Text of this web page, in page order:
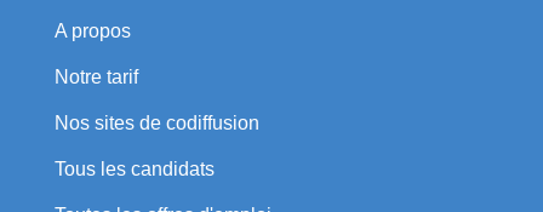
A propos
Notre tarif
Nos sites de codiffusion
Tous les candidats